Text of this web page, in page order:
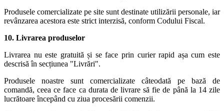
Produsele comercializate pe site sunt destinate utilizării personale, iar
revânzarea acestora este strict interzisă, conform Codului Fiscal.
10. Livrarea produselor
Livrarea nu este gratuită și se face prin curier rapid așa cum este
descrisă în secțiunea "Livrări".
Produsele noastre sunt comercializate câteodată pe bază de
comandă, ceea ce face ca durata de livrare să fie de până la 14 zile
lucrătoare începând cu ziua procesării comenzii.